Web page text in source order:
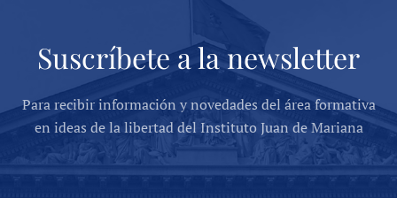
Suscríbete a la newsletter
Para recibir información y novedades del área formativa
en ideas de la libertad del Instituto Juan de Mariana